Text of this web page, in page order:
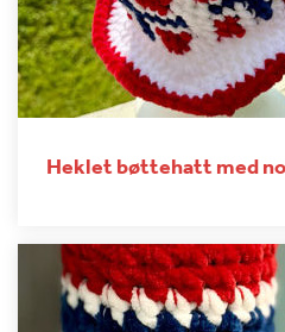
Heklet bøttehatt med